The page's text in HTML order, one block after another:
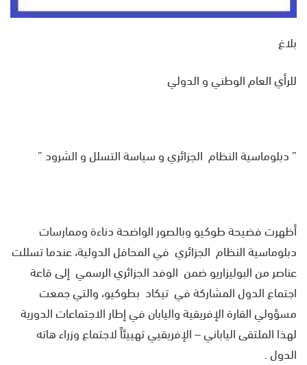
ا
بلاغ
للرأي العام الوطني و الدولي
” دبلوماسية النظام الجزائري و سياسة التسلل و الشرود ”
أظهرت فضيحة طوكيو وبالصور الواضحة دناءة وممارسات
دبلوماسية النظام الجزائري في المحافل الدولية، عندما تسللت
عناصر من البوليزاريو ضمن الوفد الجزائري الرسمي إلى قاعة
اجتماع الدول المشاركة في تيكاد بطوكيو، والتي جمعت
مسؤولي القارة الإفريقية واليابان في إطار الاجتماعات الدورية
لهذا الملتقى الياباني – الإفريقيي تهييئاً لاجتماع وزراء هاته
الدول .